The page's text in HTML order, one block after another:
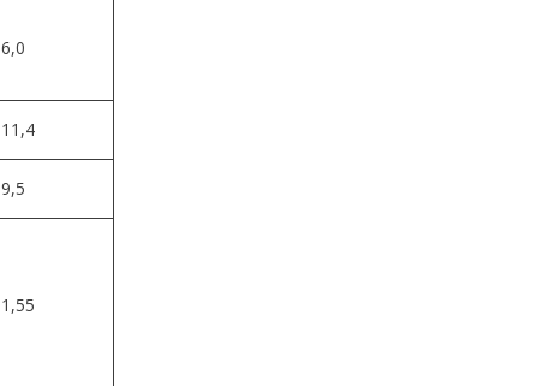
6,0
11,4
9,5
1,55